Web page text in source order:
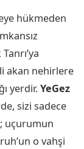
hükmeden
akan nehirlere
yerdir. YeGez
sizi sadece
uçurumun
o vahşi